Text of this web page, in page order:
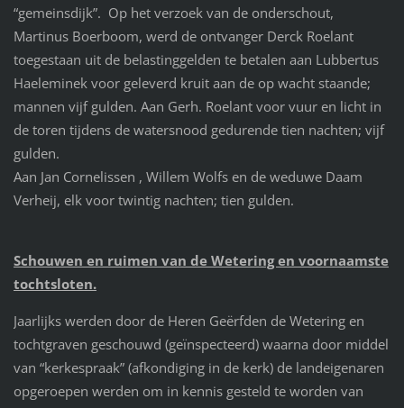
“gemeinsdijk”. Op het verzoek van de onderschout,
Martinus Boerboom, werd de ontvanger Derck Roelant
toegestaan uit de belastinggelden te betalen aan Lubbertus
Haeleminek voor geleverd kruit aan de op wacht staande;
mannen vijf gulden. Aan Gerh. Roelant voor vuur en licht in
de toren tijdens de watersnood gedurende tien nachten; vijf
gulden.
Aan Jan Cornelissen , Willem Wolfs en de weduwe Daam
Verheij, elk voor twintig nachten; tien gulden.
Schouwen en ruimen van de Wetering en voornaamste
tochtsloten.
Jaarlijks werden door de Heren Geërfden de Wetering en
tochtgraven geschouwd (geïnspecteerd) waarna door middel
van “kerkespraak” (afkondiging in de kerk) de landeigenaren
opgeroepen werden om in kennis gesteld te worden van